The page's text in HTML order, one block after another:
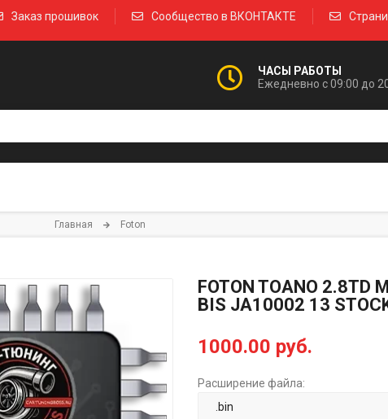
Заказ прошивок Сообщество в ВКОНТАКТЕ
ЧАСЫ РАБОТЫ
Ежедневно с 09:00 до
Главная Foton
FOTON TOANO 2.8TD
BIS JA10002 13
1000.00 руб.
Расширение файла: